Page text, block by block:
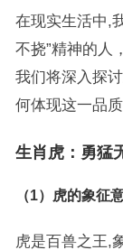
在现实生活中,
不挠”精神的人
我们将深入探
何体现这一品质
生肖虎：勇猛
（1）虎的象征
虎是百兽之王,